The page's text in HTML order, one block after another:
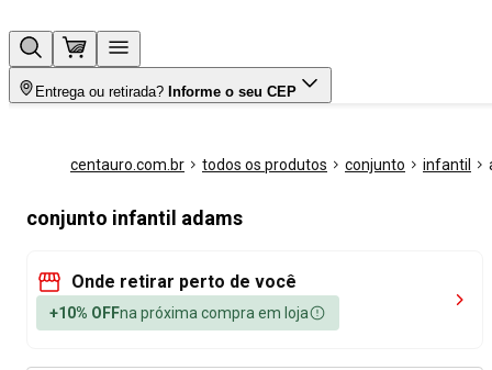
Entrega ou retirada? Informe o seu CEP
centauro.com.br todos os produtos conjunto infantil
conjunto infantil adams
Onde retirar perto de você
+10% OFFna próxima compra em loja